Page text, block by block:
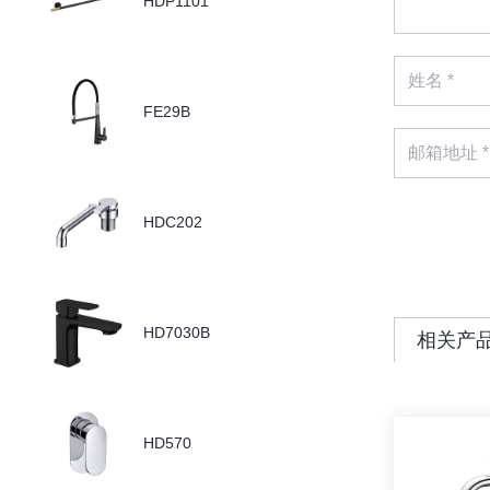
FE29B
HDC202
HD7030B
HD570
相关产